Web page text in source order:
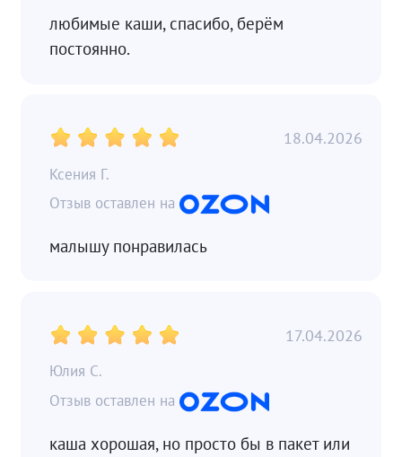
любимые каши, спасибо, берём
постоянно.
Ксения Г.
18.04.2026
малышу понравилась
Юлия С.
17.04.2026
каша хорошая, но просто бы в пакет или